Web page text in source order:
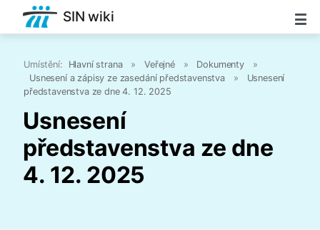
SIN wiki
Umístění: Hlavní strana » Veřejné » Dokumenty
»
Usnesení a zápisy ze zasedání představenstva
»
Usnesení
představenstva ze dne 4. 12. 2025
Usnesení
představenstva ze dne
4. 12. 2025